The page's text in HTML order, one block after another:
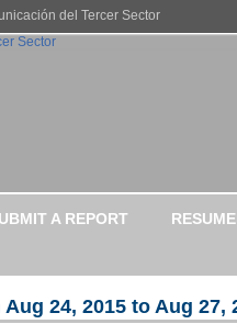
del Tercer Sector
A REPORT
Aug 24, 2015 to Aug 27,